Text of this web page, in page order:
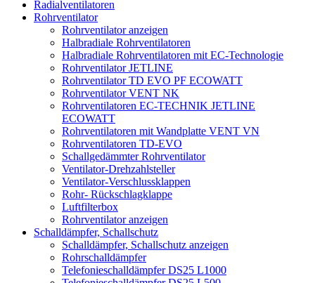
Radialventilatoren
Rohrventilator
Rohrventilator anzeigen
Halbradiale Rohrventilatoren
Halbradiale Rohrventilatoren mit EC-Technologie
Rohrventilator JETLINE
Rohrventilator TD EVO PF ECOWATT
Rohrventilator VENT NK
Rohrventilatoren EC-TECHNIK JETLINE
ECOWATT
Rohrventilatoren mit Wandplatte VENT VN
Rohrventilatoren TD-EVO
Schallgedämmter Rohrventilator
Ventilator-Drehzahlsteller
Ventilator-Verschlussklappen
Rohr- Rückschlagklappe
Luftfilterbox
Rohrventilator anzeigen
Schalldämpfer, Schallschutz
Schalldämpfer, Schallschutz anzeigen
Rohrschalldämpfer
Telefonieschalldämpfer DS25 L1000